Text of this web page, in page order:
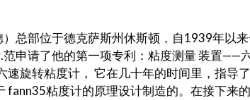
总部位于德克萨斯州休斯顿，自1939年以
申请了他的第一项专利：粘度测量 装置——
旋转粘度计， 它在几十年的时间里，指导
粘度计的原理设计制造的。在接下来